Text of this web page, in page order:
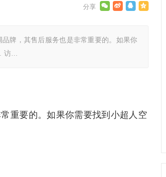
牌，其售后服务也是非常重要的。如果你
访…
重要的。如果你需要找到小超人空